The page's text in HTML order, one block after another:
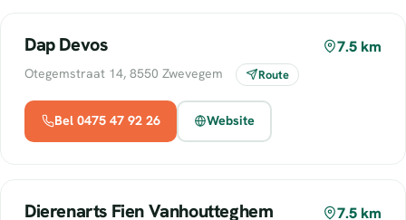
Dap Devos 7.5 km
Otegemstraat 14, 8550 Zwevegem Route
Bel 0475 47 92 26 Website
Dierenarts Fien Vanhoutteghem 7.5 km